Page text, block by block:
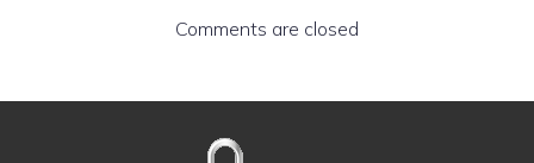
Comments are closed